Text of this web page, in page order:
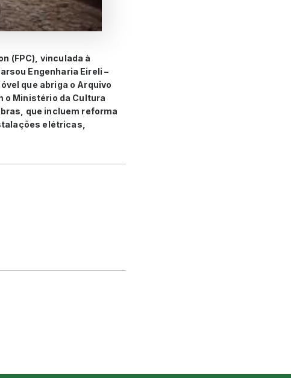
(FPC), vinculada à
Engenharia Eireli –
que abriga o Arquivo
o Ministério da Cultura
que incluem reforma
elétricas,